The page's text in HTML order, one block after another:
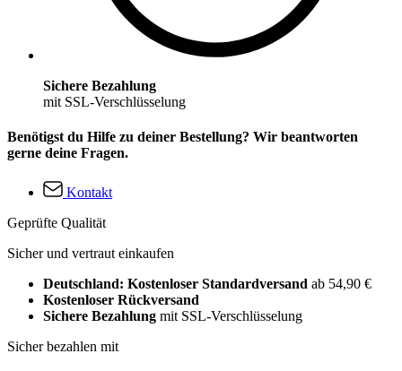
Sichere Bezahlung
mit SSL-Verschlüsselung
Benötigst du Hilfe zu deiner Bestellung? Wir beantworten
gerne deine Fragen.
Kontakt
Geprüfte Qualität
Sicher und vertraut einkaufen
Deutschland: Kostenloser Standardversand ab 54,90 €
Kostenloser Rückversand
Sichere Bezahlung mit SSL-Verschlüsselung
Sicher bezahlen mit